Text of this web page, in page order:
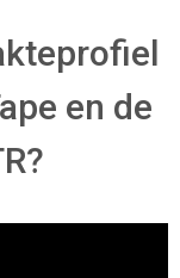
en de